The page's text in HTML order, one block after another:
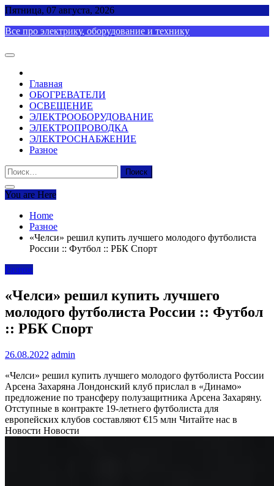
Skip
content
Пятница, 07 августа, 2026
Все про электрику, оборудование и технику
Главная
ОБОГРЕВАТЕЛИ
ОСВЕЩЕНИЕ
ЭЛЕКТРООБОРУДОВАНИЕ
ЭЛЕКТРОПРОВОДКА
ЭЛЕКТРОСНАБЖЕНИЕ
Разное
Найти:
You are Here
Home
Разное
«Челси» решил купить лучшего молодого футболиста
России :: Футбол :: РБК Спорт
Разное
«Челси» решил купить лучшего
молодого футболиста России :: Футбол
:: РБК Спорт
26.08.2022 admin
«Челси» решил купить лучшего молодого футболиста России
Арсена Захаряна Лондонский клуб прислал в «Динамо»
предложение по трансферу полузащитника Арсена Захаряну.
Отступные в контракте 19-летнего футболиста для
европейских клубов составляют €15 млн Читайте нас в
Новости Новости